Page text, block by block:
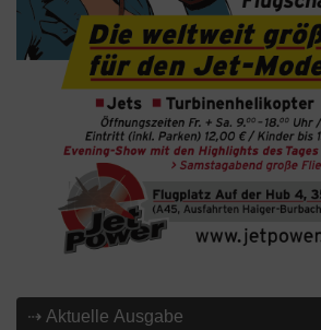
⇢ Aktuelle Ausgabe